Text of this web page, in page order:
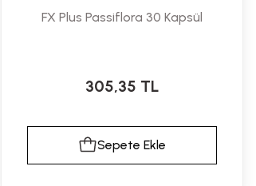
FX Plus Passiflora 30 Kapsül
305,35 TL
Sepete Ekle